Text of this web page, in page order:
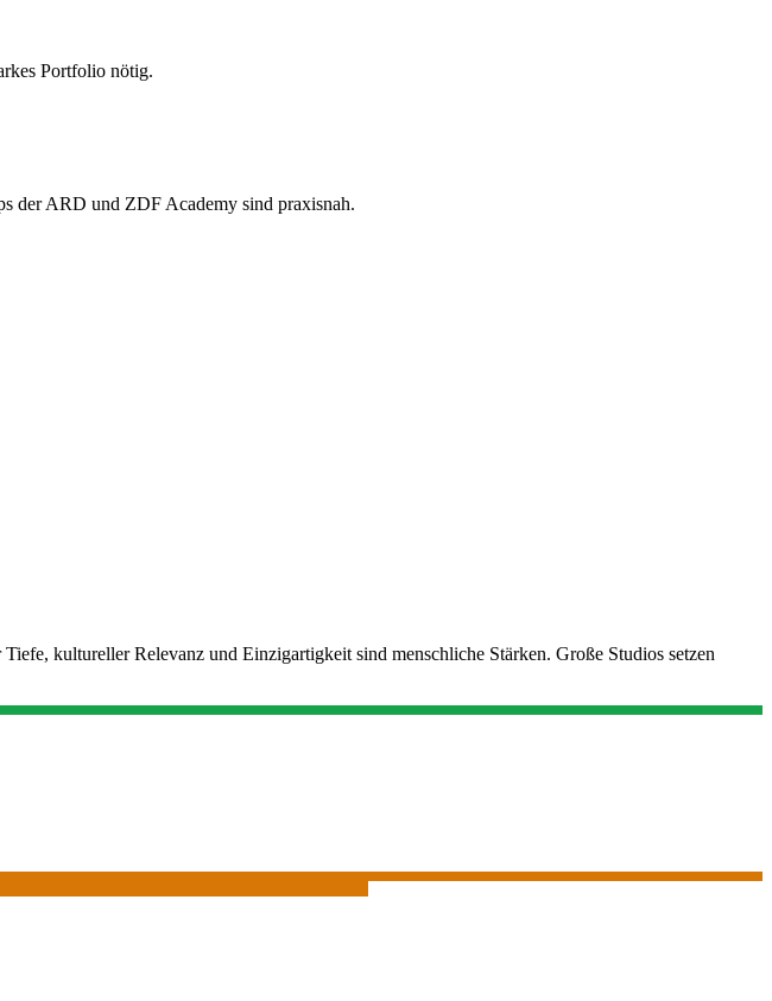
Portfolio nötig.
der ARD und ZDF Academy sind praxisnah.
kultureller Relevanz und Einzigartigkeit sind menschliche Stärken. Große Studios setzen